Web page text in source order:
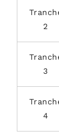
2
3
4